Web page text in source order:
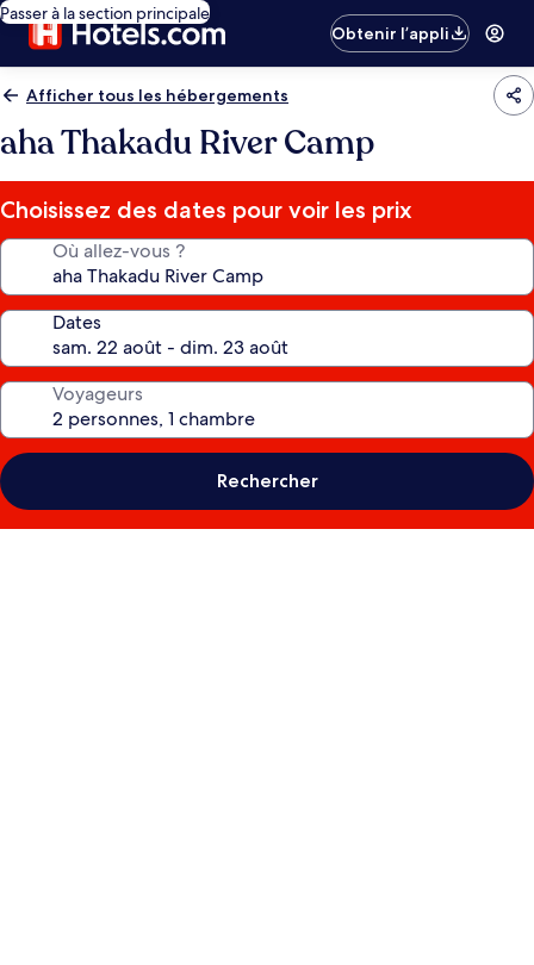
Passer à la section principale
Obtenir l’appli
Afficher tous les hébergements
aha Thakadu River Camp
Choisissez des dates pour voir les prix
Où allez-vous ?
Dates
Voyageurs
Rechercher